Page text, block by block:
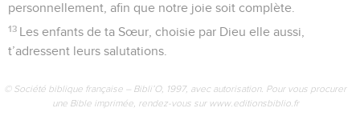
personnellement, afin que notre joie soit complète.
13 Les enfants de ta Sœur, choisie par Dieu elle aussi,
t’adressent leurs salutations.
© Société biblique française – Bibli’O, 1997, avec autorisation. Pour vous procurer
une Bible imprimée, rendez-vous sur www.editionsbiblio.fr